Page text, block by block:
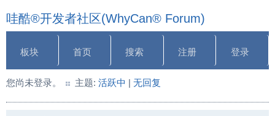
哇酷®开发者社区(WhyCan® Forum)
板块 首页 搜索 注册 登录
您尚未登录。 主题: 活跃中 | 无回复